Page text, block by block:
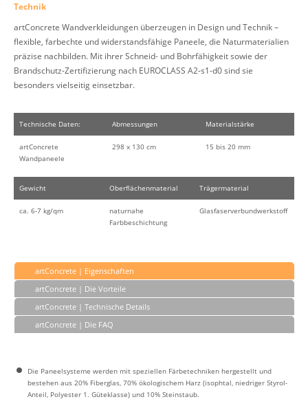
Technik
artConcrete Wandverkleidungen überzeugen in Design und Technik –
flexible, farbechte und widerstandsfähige Paneele, die Naturmaterialien
präzise nachbilden. Mit ihrer Schneid- und Bohrfähigkeit sowie der
Brandschutz-Zertifizierung nach EUROCLASS A2-s1-d0 sind sie
besonders vielseitig einsetzbar.
Technische Daten: Abmessungen Materialstärke
artConcrete
Wandpaneele
298 x 130 cm 15 bis 20 mm
Gewicht Oberflächenmaterial Trägermaterial
ca. 6-7 kg/qm
naturnahe
Farbbeschichtung
Glasfaserverbundwerkstoff
artConcrete | Eigenschaften
artConcrete | Die Vorteile
artConcrete | Technische Details
artConcrete | Die FAQ
Die Paneelsysteme werden mit speziellen Färbetechniken hergestellt und
bestehen aus 20% Fiberglas, 70% ökologischem Harz (isophtal, niedriger Styrol-
Anteil, Polyester 1. Güteklasse) und 10% Steinstaub.